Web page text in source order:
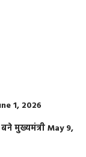
1, 2026
मुख्यमंत्रीMay 9,